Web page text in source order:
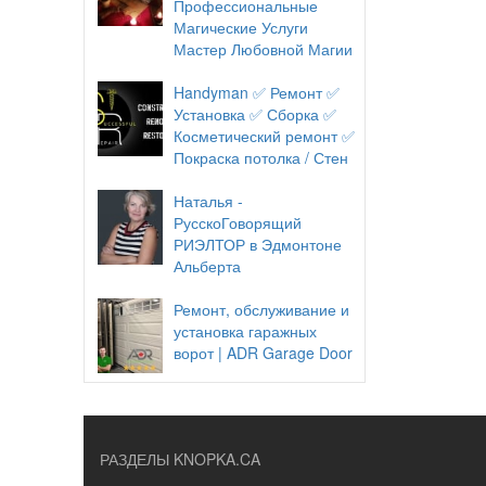
Профессиональные
Магические Услуги
Мастер Любовной Магии
Handyman ✅ Ремонт ✅
Установка ✅ Сборка ✅
Косметический ремонт ✅
Покраска потолка / Стен
Наталья -
РусскоГоворящий
РИЭЛТОР в Эдмонтоне
Альберта
Ремонт, обслуживание и
установка гаражных
ворот | ADR Garage Door
РАЗДЕЛЫ KNOPKA.CA